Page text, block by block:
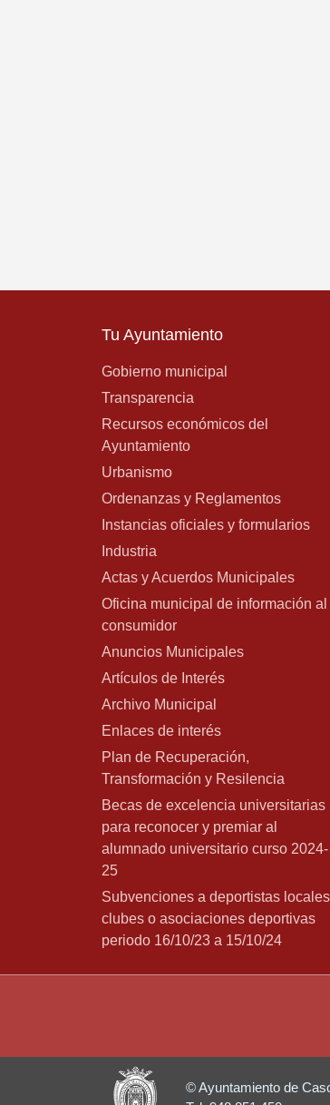
Tu Ayuntamiento
Gobierno municipal
Transparencia
Recursos económicos del
Ayuntamiento
Urbanismo
Ordenanzas y Reglamentos
Instancias oficiales y formularios
Industria
Actas y Acuerdos Municipales
Oficina municipal de información al
consumidor
Anuncios Municipales
Artículos de Interés
Archivo Municipal
Enlaces de interés
Plan de Recuperación,
Transformación y Resilencia
Becas de excelencia universitarias
para reconocer y premiar al
alumnado universitario curso 2024-
25
Subvenciones a deportistas
clubes o asociaciones deportivas
periodo 16/10/23 a 15/10/24
© Ayuntamiento de